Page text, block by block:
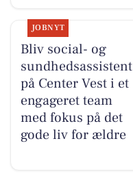
JOBNYT
Bliv social- og
sundhedsassistent
på Center Vest i et
engageret team
med fokus på det
gode liv for ældre